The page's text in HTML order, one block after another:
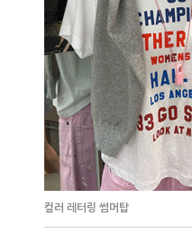
컬러 레터링 썸머탑